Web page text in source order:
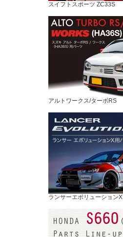
スイフトスポーツ ZC33S
アルトワークス/ターボRS
ランサーエボリューションX